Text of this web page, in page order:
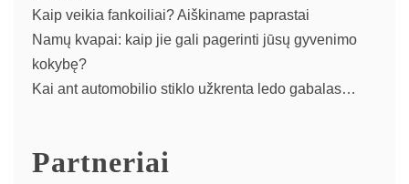
Kaip veikia fankoiliai? Aiškiname paprastai
Namų kvapai: kaip jie gali pagerinti jūsų gyvenimo
kokybę?
Kai ant automobilio stiklo užkrenta ledo gabalas…
Partneriai